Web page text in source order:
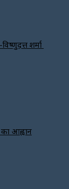
शर्मा
आह्वान